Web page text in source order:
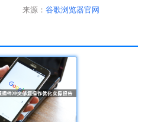
来源：谷歌浏览器官网